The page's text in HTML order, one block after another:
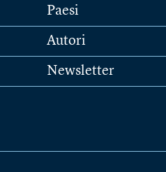
Paesi
Autori
Newsletter